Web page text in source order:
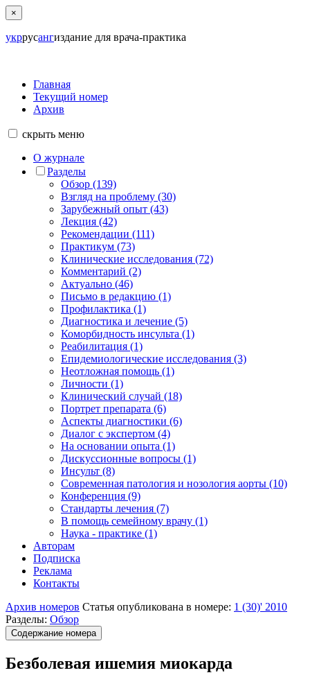
×
укррусангиздание для врача-практика
Главная
Текущий номер
Архив
скрыть меню
О журнале
Разделы
Обзор (139)
Взгляд на проблему (30)
Зарубежный опыт (43)
Лекция (42)
Рекомендации (111)
Практикум (73)
Клинические исследования (72)
Комментарий (2)
Актуально (46)
Письмо в редакцию (1)
Профилактика (1)
Диагностика и лечение (5)
Коморбидность инсульта (1)
Реабилитация (1)
Епидемиологические исследования (3)
Неотложная помощь (1)
Личности (1)
Клинический случай (18)
Портрет препарата (6)
Аспекты диагностики (6)
Диалог с экспертом (4)
На основании опыта (1)
Дискуссионные вопросы (1)
Инсульт (8)
Современная патология и нозология аорты (10)
Конференция (9)
Стандарты лечения (7)
В помощь семейному врачу (1)
Наука - практике (1)
Авторам
Подписка
Реклама
Контакты
Архив номеров Статья опубликована в номере: 1 (30)' 2010
Разделы: Обзор
Содержание номера
Безболевая ишемия миокарда